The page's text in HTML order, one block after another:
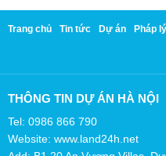
Trang chủ Tin tức Dự án Pháp lý
THÔNG TIN DỰ ÁN HÀ NỘI
Tel: 0986 866 790
Website: www.land24h.net